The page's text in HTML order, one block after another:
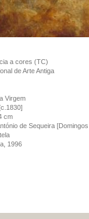
a cores (TC)
de Arte Antiga
Virgem
cm
de Sequeira
1996